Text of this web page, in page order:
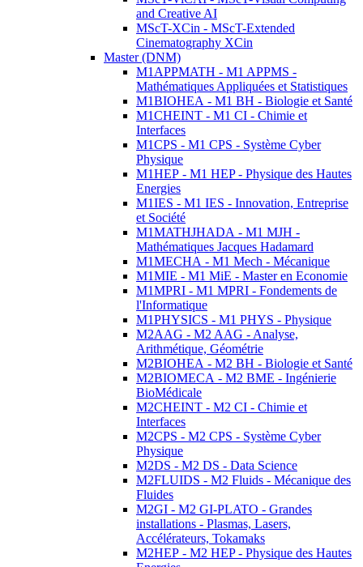
and Creative AI
MScT-XCin - MScT-Extended
Cinematography XCin
Master (DNM)
M1APPMATH - M1 APPMS -
Mathématiques Appliquées et Statistiques
M1BIOHEA - M1 BH - Biologie et Santé
M1CHEINT - M1 CI - Chimie et
Interfaces
M1CPS - M1 CPS - Système Cyber
Physique
M1HEP - M1 HEP - Physique des Hautes
Energies
M1IES - M1 IES - Innovation, Entreprise
et Société
M1MATHJHADA - M1 MJH -
Mathématiques Jacques Hadamard
M1MECHA - M1 Mech - Mécanique
M1MIE - M1 MiE - Master en Economie
M1MPRI - M1 MPRI - Fondements de
l'Informatique
M1PHYSICS - M1 PHYS - Physique
M2AAG - M2 AAG - Analyse,
Arithmétique, Géométrie
M2BIOHEA - M2 BH - Biologie et Santé
M2BIOMECA - M2 BME - Ingénierie
BioMédicale
M2CHEINT - M2 CI - Chimie et
Interfaces
M2CPS - M2 CPS - Système Cyber
Physique
M2DS - M2 DS - Data Science
M2FLUIDS - M2 Fluids - Mécanique des
Fluides
M2GI - M2 GI-PLATO - Grandes
installations - Plasmas, Lasers,
Accélérateurs, Tokamaks
M2HEP - M2 HEP - Physique des Hautes